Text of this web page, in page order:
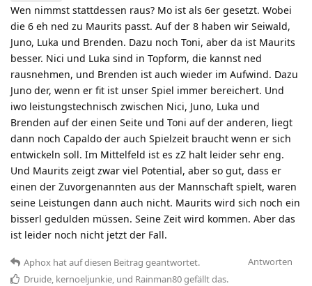
Wen nimmst stattdessen raus? Mo ist als 6er gesetzt. Wobei
die 6 eh ned zu Maurits passt. Auf der 8 haben wir Seiwald,
Juno, Luka und Brenden. Dazu noch Toni, aber da ist Maurits
besser. Nici und Luka sind in Topform, die kannst ned
rausnehmen, und Brenden ist auch wieder im Aufwind. Dazu
Juno der, wenn er fit ist unser Spiel immer bereichert. Und
iwo leistungstechnisch zwischen Nici, Juno, Luka und
Brenden auf der einen Seite und Toni auf der anderen, liegt
dann noch Capaldo der auch Spielzeit braucht wenn er sich
entwickeln soll. Im Mittelfeld ist es zZ halt leider sehr eng.
Und Maurits zeigt zwar viel Potential, aber so gut, dass er
einen der Zuvorgenannten aus der Mannschaft spielt, waren
seine Leistungen dann auch nicht. Maurits wird sich noch ein
bisserl gedulden müssen. Seine Zeit wird kommen. Aber das
ist leider noch nicht jetzt der Fall.
Antworten
Aphox hatauf diesen Beitrag geantwortet.
Druide, kernoeljunkie, und Rainman80gefällt das.